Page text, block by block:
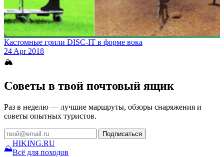
Кастомные грили DISC-IT в форме вока
24 Apr 2018
🏔
Советы в твой почтовый ящик
Раз в неделю — лучшие маршруты, обзоры снаряжения и
советы опытных туристов.
Подписаться
⛰
HIKING.RU
Всё для походов